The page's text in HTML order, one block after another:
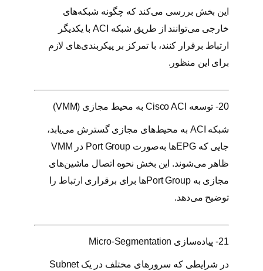
این بخش بررسی می‌کند که چگونه شبکه‌های
خارجی می‌توانند از طریق شبکه ACI با یکدیگر
ارتباط برقرار کنند، با تمرکز بر پیکربندی‌های لازم
برای این منظور.
20- توسعه Cisco ACI به محیط مجازی (VMM)
شبکه ACI به محیط‌های مجازی گسترش می‌یابد،
جایی که EPGها به‌صورت Port Group در VMM
ظاهر می‌شوند. این بخش نحوه اتصال ماشین‌های
مجازی به Port Groupها برای برقراری ارتباط را
توضیح می‌دهد.
21- پیاده‌سازی Micro-Segmentation
در شرایطی که سرورهای مختلف در یک Subnet